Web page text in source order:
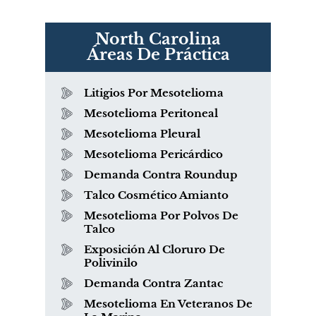
North Carolina
Áreas De Práctica
Litigios Por Mesotelioma
Mesotelioma Peritoneal
Mesotelioma Pleural
Mesotelioma Pericárdico
Demanda Contra Roundup
Talco Cosmético Amianto
Mesotelioma Por Polvos De
Talco
Exposición Al Cloruro De
Polivinilo
Demanda Contra Zantac
Mesotelioma En Veteranos De